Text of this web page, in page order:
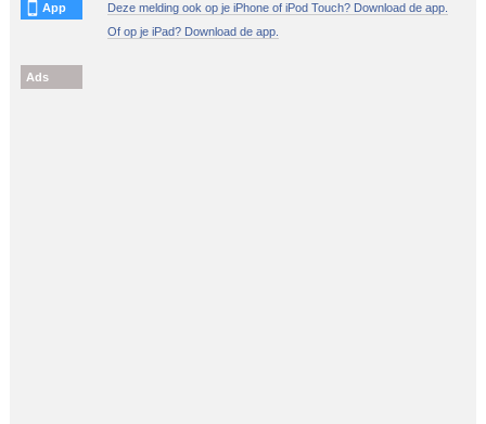
App
Deze melding ook op je iPhone of iPod Touch? Download de app.
Of op je iPad? Download de app.
Ads